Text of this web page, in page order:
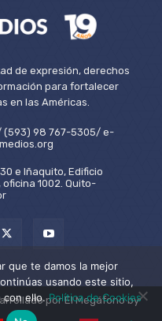
de expresión, derechos
para fortalecer
en las Américas.
(593) 98 767-5305/ e-
e Iñaquito, Edificio
oficina 1002. Quito-
por El Megáfono by
que te damos la mejor
usando este sitio,
con ello.Política de Cookies